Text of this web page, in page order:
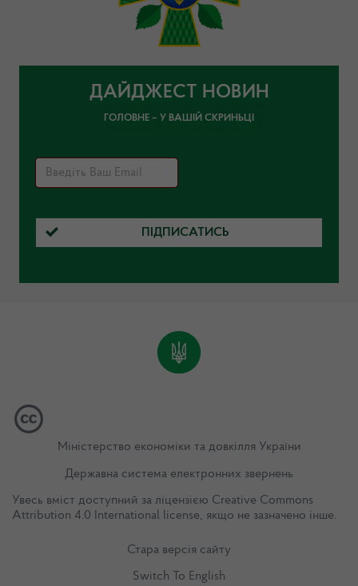
ДАЙДЖЕСТ НОВИН
ГОЛОВНЕ – У ВАШІЙ СКРИНЬЦІ
ПІДПИСАТИСЬ
Міністерство економіки та довкілля України
Державна система електронних звернень
Увесь вміст доступний за ліцензією Creative Commons
Attribution 4.0 International license, якщо не зазначено інше.
Стара версія сайту
Switch To English